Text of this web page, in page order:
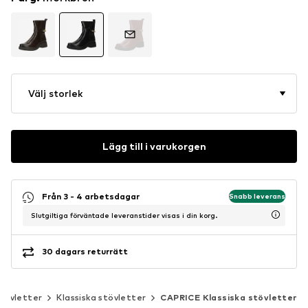
Välj storlek
Lägg till i varukorgen
Från 3 - 4 arbetsdagar Snabb leverans
Slutgiltiga förväntade leveranstider visas i din korg.
30 dagars returrätt
Klassiska stövletter CAPRICE Klassiska stövletter